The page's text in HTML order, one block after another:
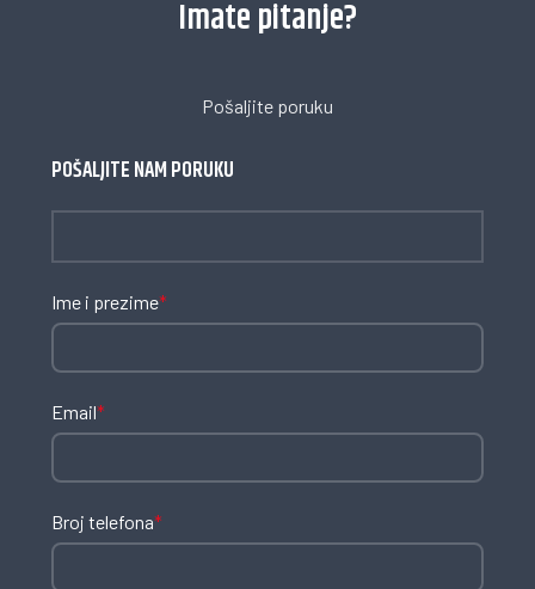
Imate pitanje?
Pošaljite poruku
POŠALJITE NAM PORUKU
Ime i prezime*
Email*
Broj telefona*